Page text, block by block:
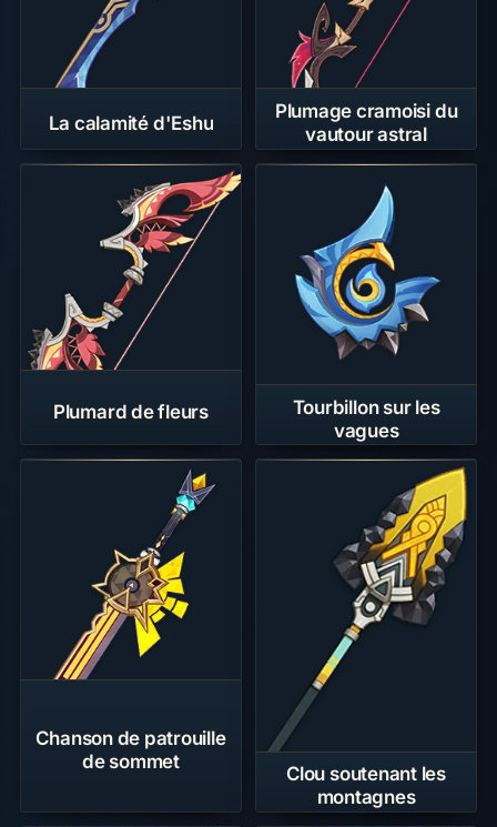
La calamité d'Eshu
Plumage cramoisi du
vautour astral
Plumard de fleurs
Tourbillon sur les
vagues
Chanson de patrouille
de sommet
Clou soutenant les
montagnes